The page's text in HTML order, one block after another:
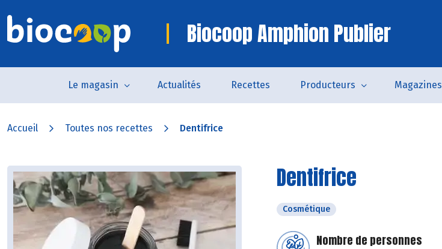
Biocoop Amphion Publier
Le magasin Actualités Recettes Producteurs Magazines
Accueil Toutes nos recettes Dentifrice
Dentifrice
Cosmétique
Nombre de personnes